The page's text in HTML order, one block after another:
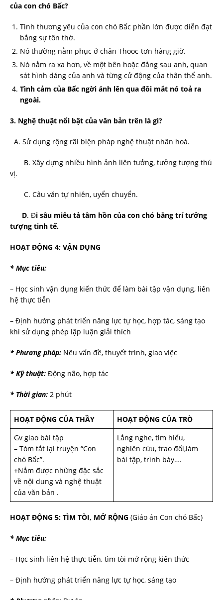
của con chó Bấc?
Tình thương yêu của con chó Bấc phần lớn được diễn đạt
bằng sự tôn thờ.
Nó thường nằm phục ở chân Thooc-tơn hàng giờ.
Nó nằm ra xa hơn, về một bên hoặc đằng sau anh, quan
sát hình dáng của anh và từng cử động của thân thể anh.
Tình cảm của Bấc ngời ánh lên qua đôi mắt nó toả ra
ngoài.
3. Nghệ thuật nổi bật của văn bản trên là gì?
A. Sử dụng rộng rãi biện pháp nghệ thuật nhân hoá.
B. Xây dựng nhiều hình ảnh liên tưởng, tưởng tượng thú
vị.
C. Câu văn tự nhiên, uyển chuyển.
D. Đi sâu miêu tả tâm hồn của con chó bằng trí tưởng
tượng tinh tế.
HOẠT ĐỘNG 4; VẬN DỤNG
* Mục tiêu:
– Học sinh vận dụng kiến thức để làm bài tập vận dụng, liên
hệ thực tiễn
– Định hướng phát triển năng lực tự học, hợp tác, sáng tạo
khi sử dụng phép lập luận giải thích
* Phương pháp: Nêu vấn đề, thuyết trình, giao việc
* Kỹ thuật: Động não, hợp tác
* Thời gian: 2 phút
HOẠT ĐỘNG CỦA THẦY
HOẠT ĐỘNG CỦA TRÒ
Gv giao bài tập
– Tóm tắt lại truyện “Con
chó Bấc”.
+Nắm được những đặc sắc
về nội dung và nghệ thuật
của văn bản .
Lắng nghe, tìm hiểu,
nghiên cứu, trao đổi,làm
bài tập, trình bày….
HOẠT ĐỘNG 5: TÌM TÒI, MỞ RỘNG (Giáo án Con chó Bấc)
* Mục tiêu:
– Học sinh liên hệ thực tiễn, tìm tòi mở rộng kiến thức
– Định hướng phát triển năng lực tự học, sáng tạo